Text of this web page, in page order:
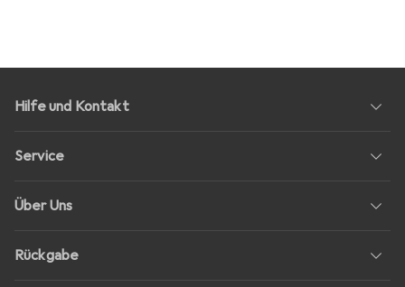
Hilfe und Kontakt
Service
Über Uns
Rückgabe